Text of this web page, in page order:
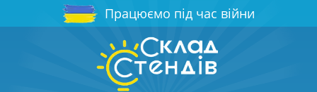
Працюємо під час війни